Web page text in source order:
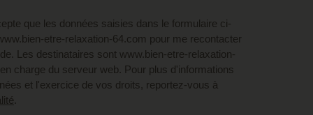
que les données saisies dans le formulaire ci-
etre-relaxation-64.com pour me recontacter
Les destinataires sont www.bien-etre-relaxation-
charge du serveur web. Pour plus d'informations
et l'exercice de vos droits, reportez-vous à
.